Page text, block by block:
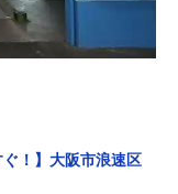
！】大阪市浪速区